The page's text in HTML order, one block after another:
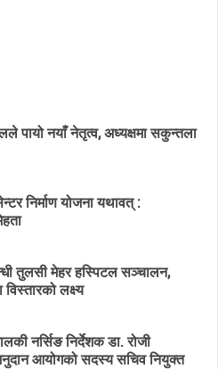
पायो नयाँ नेतृत्व, अध्यक्षमा सकुन्तला
निर्माण योजना यथावत् :
तुलसी मेहर हस्पिटल सञ्चालन,
विस्तारको लक्ष्य
नर्सिङ निर्देशक डा. रोजी
आयोगको सदस्य सचिव नियुक्त